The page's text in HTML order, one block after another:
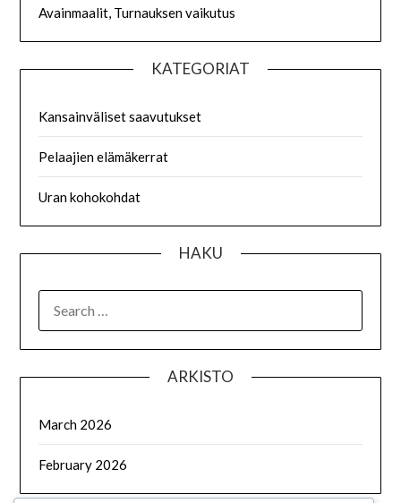
Avainmaalit, Turnauksen vaikutus
KATEGORIAT
Kansainväliset saavutukset
Pelaajien elämäkerrat
Uran kohokohdat
HAKU
FOR:
ARKISTO
March 2026
February 2026